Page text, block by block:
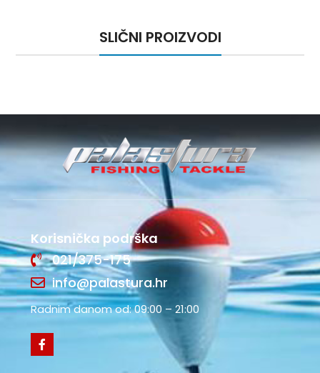
SLIČNI PROIZVODI
Korisnička podrška
021/375-175
info@palastura.hr
Radnim danom od: 09:00 – 21:00